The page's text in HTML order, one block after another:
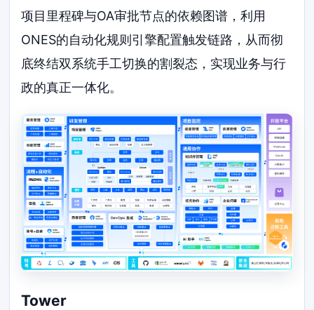
项目里程碑与OA审批节点的依赖图谱，利用
ONES的自动化规则引擎配置触发链路，从而彻
底终结双系统手工切换的割裂态，实现业务与行
政的真正一体化。
Tower